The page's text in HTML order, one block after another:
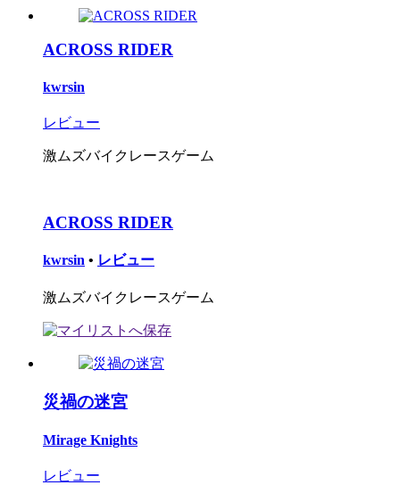
ACROSS RIDER
kwrsin
レビュー
激ムズバイクレースゲーム
ACROSS RIDER
kwrsin • レビュー
激ムズバイクレースゲーム
災禍の迷宮
Mirage Knights
レビュー